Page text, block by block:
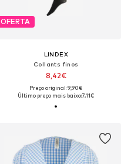
OFERTA
LINDEX
Collants finos
8,42€
Preço original: 9,90€
Último preço mais baixo:7,11€